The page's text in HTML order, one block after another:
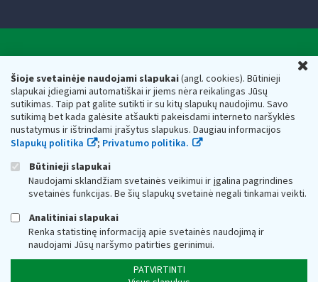
Šioje svetainėje naudojami slapukai(angl. cookies). Būtinieji
slapukai įdiegiami automatiškai ir jiems nėra reikalingas Jūsų
sutikimas. Taip pat galite sutikti ir su kitų slapukų naudojimu. Savo
sutikimą bet kada galėsite atšaukti pakeisdami interneto naršyklės
nustatymus ir ištrindami įrašytus slapukus. Daugiau informacijos
Slapukų politika
; Privatumo politika.
Būtinieji slapukai
Naudojami sklandžiam svetainės veikimui ir įgalina pagrindines
svetainės funkcijas. Be šių slapukų svetainė negali tinkamai veikti.
Analitiniai slapukai
Renka statistinę informaciją apie svetainės naudojimą ir
naudojami Jūsų naršymo patirties gerinimui.
PATVIRTINTI
Valstybinė mokesčių inspekcija prie Lietuvos
Respublikos finansų ministerijos
Biudžetinė įstaiga. Juridinio asmens kodas — 188659752,
adresas: Vasario 16-osios g. 14, 01107 Vilnius, Lietuva, el.paštas:
vmi@vmi.lt , E. pristatymo dėžutės adresas 188659752
Duomenys apie Valstybinę mokesčių inspekciją prie Lietuvos
Respublikos finansų ministerijos kaupiami ir saugomi Juridinių